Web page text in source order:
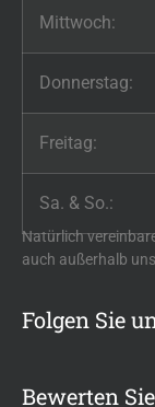
Mittwoch:
Donnerstag:
Freitag:
Sa. & So.:
Natürlich
auch außerhalb
Folgen Sie
Bewerten